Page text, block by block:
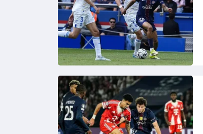
Снимка: Клубен сайт на Пари
Сен Жермен